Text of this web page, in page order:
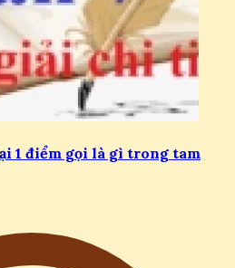
1 điểm gọi là gì trong tam